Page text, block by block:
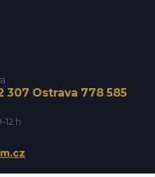
307 Ostrava 778 585
h.